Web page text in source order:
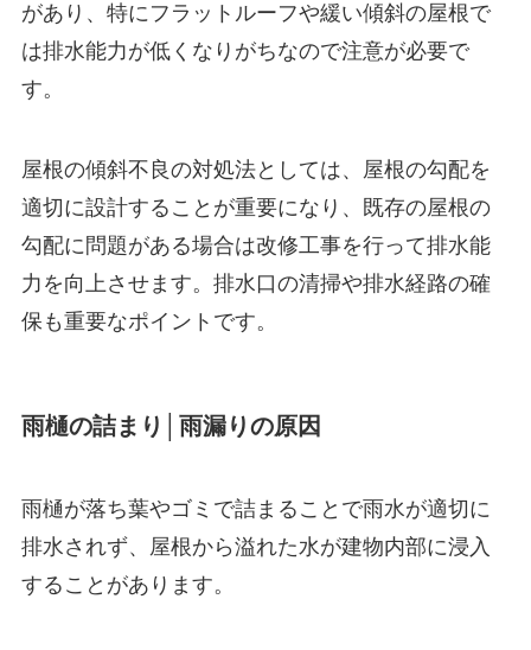
があり、特にフラットルーフや緩い傾斜の屋根で
は排水能力が低くなりがちなので注意が必要で
す。
屋根の傾斜不良の対処法としては、屋根の勾配を
適切に設計することが重要になり、既存の屋根の
勾配に問題がある場合は改修工事を行って排水能
力を向上させます。排水口の清掃や排水経路の確
保も重要なポイントです。
雨樋の詰まり│雨漏りの原因
雨樋が落ち葉やゴミで詰まることで雨水が適切に
排水されず、屋根から溢れた水が建物内部に浸入
することがあります。